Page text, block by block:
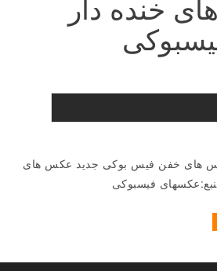
های خفن فیس بوکی جدید عکس های
فیسبوکی